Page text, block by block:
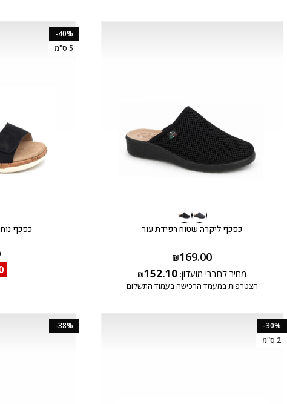
כפכף ליקרה שטוח רפידת עור
₪169.00
מחיר לחברי מועדון: ₪152.10
הצטרפות במעמד הרכישה בעמוד התשלום
-40%
5 ס"מ
כפכף נוחות 2 רצועות
-30%
2 ס"מ
-38%